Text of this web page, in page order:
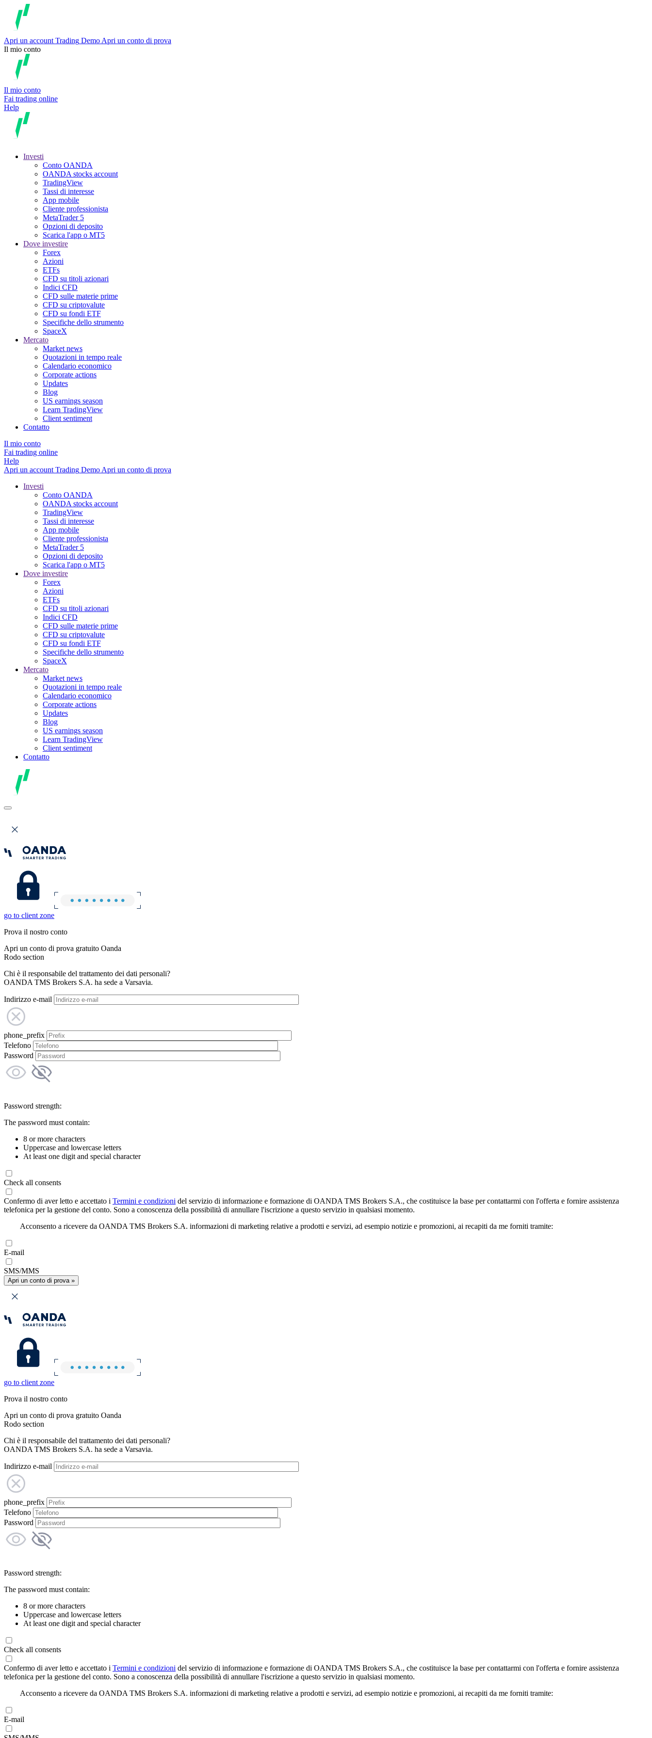
Apri un account Trading Demo Apri un conto di prova
Il mio conto
Il mio conto
Fai trading online
Help
Investi
Conto OANDA
OANDA stocks account
TradingView
Tassi di interesse
App mobile
Cliente professionista
MetaTrader 5
Opzioni di deposito
Scarica l'app o MT5
Dove investire
Forex
Azioni
ETFs
CFD su titoli azionari
Indici CFD
CFD sulle materie prime
CFD su criptovalute
CFD su fondi ETF
Specifiche dello strumento
SpaceX
Mercato
Market news
Quotazioni in tempo reale
Calendario economico
Corporate actions
Updates
Blog
US earnings season
Learn TradingView
Client sentiment
Contatto
Il mio conto
Fai trading online
Help
Apri un account Trading Demo Apri un conto di prova
Investi
Conto OANDA
OANDA stocks account
TradingView
Tassi di interesse
App mobile
Cliente professionista
MetaTrader 5
Opzioni di deposito
Scarica l'app o MT5
Dove investire
Forex
Azioni
ETFs
CFD su titoli azionari
Indici CFD
CFD sulle materie prime
CFD su criptovalute
CFD su fondi ETF
Specifiche dello strumento
SpaceX
Mercato
Market news
Quotazioni in tempo reale
Calendario economico
Corporate actions
Updates
Blog
US earnings season
Learn TradingView
Client sentiment
Contatto
go to client zone
Prova il nostro conto
Apri un conto di prova gratuito Oanda
Rodo section
Chi è il responsabile del trattamento dei dati personali?
OANDA TMS Brokers S.A. ha sede a Varsavia.
Indirizzo e-mail
phone_prefix
Telefono
Password
Password strength:
The password must contain:
8 or more characters
Uppercase and lowercase letters
At least one digit and special character
Check all consents
Confermo di aver letto e accettato i Termini e condizioni del servizio di informazione e formazione di OANDA TMS Brokers S.A., che costituisce la base per contattarmi con l'offerta e fornire assistenza
telefonica per la gestione del conto. Sono a conoscenza della possibilità di annullare l'iscrizione a questo servizio in qualsiasi momento.
Acconsento a ricevere da OANDA TMS Brokers S.A. informazioni di marketing relative a prodotti e servizi, ad esempio notizie e promozioni, ai recapiti da me forniti tramite:
E-mail
SMS/MMS
Apri un conto di prova »
go to client zone
Prova il nostro conto
Apri un conto di prova gratuito Oanda
Rodo section
Chi è il responsabile del trattamento dei dati personali?
OANDA TMS Brokers S.A. ha sede a Varsavia.
Indirizzo e-mail
phone_prefix
Telefono
Password
Password strength:
The password must contain:
8 or more characters
Uppercase and lowercase letters
At least one digit and special character
Check all consents
Confermo di aver letto e accettato i Termini e condizioni del servizio di informazione e formazione di OANDA TMS Brokers S.A., che costituisce la base per contattarmi con l'offerta e fornire assistenza
telefonica per la gestione del conto. Sono a conoscenza della possibilità di annullare l'iscrizione a questo servizio in qualsiasi momento.
Acconsento a ricevere da OANDA TMS Brokers S.A. informazioni di marketing relative a prodotti e servizi, ad esempio notizie e promozioni, ai recapiti da me forniti tramite:
E-mail